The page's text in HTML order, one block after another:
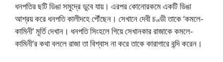
ধনপতির ছটি ডিঙা সমুদ্রে ডুবে যায়। এরপর কোনােরকমে একটি ডিঙা
আশ্রয় করে ধনপতি কালীদহে পৌঁছেন। সেখানে দেবী চণ্ডী তাকে ‘কমলে-
কামিনী’ মূর্তি দেখান। ধনপতি সিংহলে গিয়ে সেখানকার রাজাকে কমলে-
কামিনী’র কথা বললে রাজা তা বিশ্বাস না করে তাকে কারাগারে বন্দি করেন।